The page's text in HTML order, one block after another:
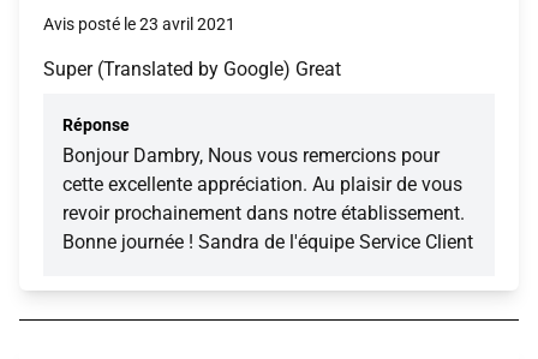
Avis posté le 23 avril 2021
Super (Translated by Google) Great
Réponse
Bonjour Dambry, Nous vous remercions pour
cette excellente appréciation. Au plaisir de vous
revoir prochainement dans notre établissement.
Bonne journée ! Sandra de l'équipe Service Client